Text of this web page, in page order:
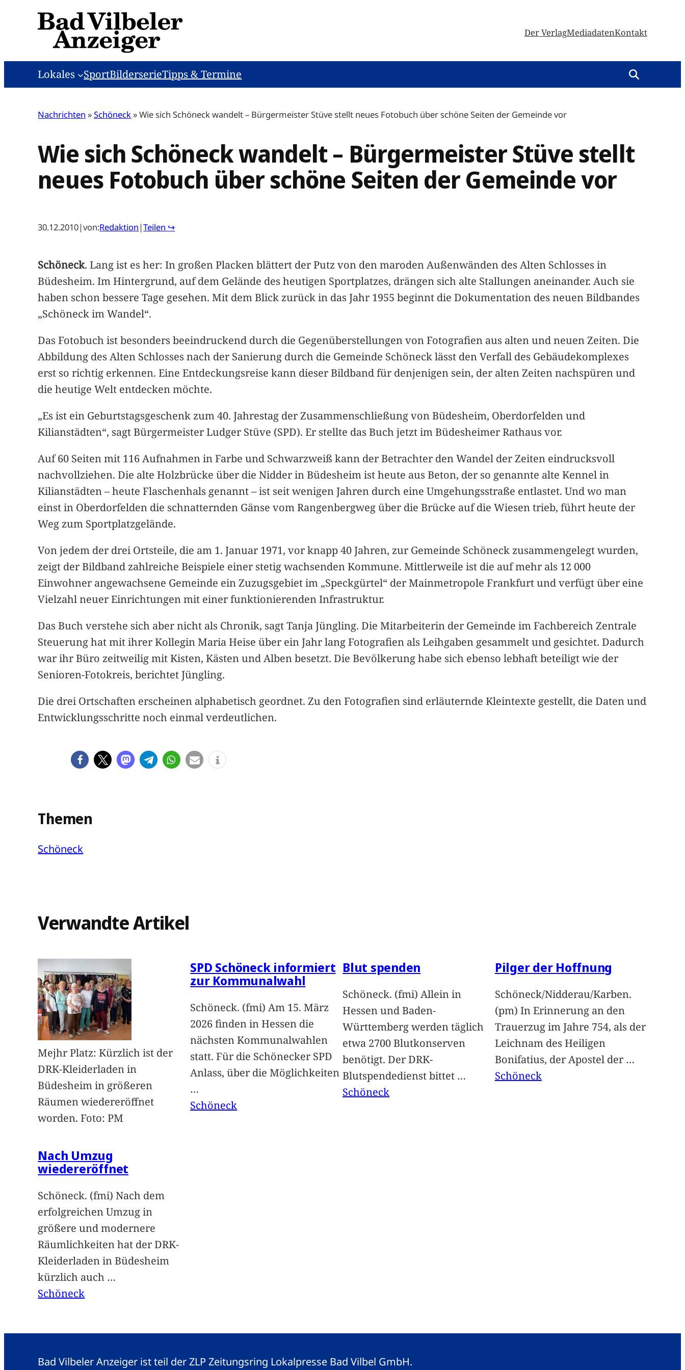
Der VerlagMediadatenKontakt
Lokales SportBilderserieTipps & Termine
Nachrichten »Schöneck»Wie sich Schöneck wandelt – Bürgermeister Stüve stellt neues Fotobuch über schöne Seiten der Gemeinde vor
Wie sich Schöneck wandelt – Bürgermeister Stüve stellt
neues Fotobuch über schöne Seiten der Gemeinde vor
30.12.2010|von:Redaktion |Teilen ↪
Schöneck. Lang ist es her: In großen Placken blättert der Putz von den maroden Außenwänden des Alten Schlosses in
Büdesheim. Im Hintergrund, auf dem Gelände des heutigen Sportplatzes, drängen sich alte Stallungen aneinander. Auch sie
haben schon bessere Tage gesehen. Mit dem Blick zurück in das Jahr 1955 beginnt die Dokumentation des neuen Bildbandes
„Schöneck im Wandel“.
Das Fotobuch ist besonders beeindruckend durch die Gegenüberstellungen von Fotografien aus alten und neuen Zeiten. Die
Abbildung des Alten Schlosses nach der Sanierung durch die Gemeinde Schöneck lässt den Verfall des Gebäudekomplexes
erst so richtig erkennen. Eine Entdeckungsreise kann dieser Bildband für denjenigen sein, der alten Zeiten nachspüren und
die heutige Welt entdecken möchte.
„Es ist ein Geburtstagsgeschenk zum 40. Jahrestag der Zusammenschließung von Büdesheim, Oberdorfelden und
Kilianstädten“, sagt Bürgermeister Ludger Stüve (SPD). Er stellte das Buch jetzt im Büdesheimer Rathaus vor.
Auf 60 Seiten mit 116 Aufnahmen in Farbe und Schwarzweiß kann der Betrachter den Wandel der Zeiten eindrucksvoll
nachvollziehen. Die alte Holzbrücke über die Nidder in Büdesheim ist heute aus Beton, der so genannte alte Kennel in
Kilianstädten – heute Flaschenhals genannt – ist seit wenigen Jahren durch eine Umgehungsstraße entlastet. Und wo man
einst in Oberdorfelden die schnatternden Gänse vom Rangenbergweg über die Brücke auf die Wiesen trieb, führt heute der
Weg zum Sportplatzgelände.
Von jedem der drei Ortsteile, die am 1. Januar 1971, vor knapp 40 Jahren, zur Gemeinde Schöneck zusammengelegt wurden,
zeigt der Bildband zahlreiche Beispiele einer stetig wachsenden Kommune. Mittlerweile ist die auf mehr als 12 000
Einwohner angewachsene Gemeinde ein Zuzugsgebiet im „Speckgürtel“ der Mainmetropole Frankfurt und verfügt über eine
Vielzahl neuer Einrichtungen mit einer funktionierenden Infrastruktur.
Das Buch verstehe sich aber nicht als Chronik, sagt Tanja Jüngling. Die Mitarbeiterin der Gemeinde im Fachbereich Zentrale
Steuerung hat mit ihrer Kollegin Maria Heise über ein Jahr lang Fotografien als Leihgaben gesammelt und gesichtet. Dadurch
war ihr Büro zeitweilig mit Kisten, Kästen und Alben besetzt. Die Bevölkerung habe sich ebenso lebhaft beteiligt wie der
Senioren-Fotokreis, berichtet Jüngling.
Die drei Ortschaften erscheinen alphabetisch geordnet. Zu den Fotografien sind erläuternde Kleintexte gestellt, die Daten und
Entwicklungsschritte noch einmal verdeutlichen.
Themen
Schöneck
Verwandte Artikel
Mejhr Platz: Kürzlich ist der
DRK-Kleiderladen in
Büdesheim in größeren
Räumen wiedereröffnet
worden. Foto: PM
Nach Umzug
wiedereröffnet
Schöneck. (fmi) Nach dem
erfolgreichen Umzug in
größere und modernere
Räumlichkeiten hat der DRK-
Kleiderladen in Büdesheim
kürzlich auch …
Schöneck
SPD Schöneck informiert
zur Kommunalwahl
Schöneck. (fmi) Am 15. März
2026 finden in Hessen die
nächsten Kommunalwahlen
statt. Für die Schönecker SPD
Anlass, über die Möglichkeiten
…
Schöneck
Blut spenden
Schöneck. (fmi) Allein in
Hessen und Baden-
Württemberg werden täglich
etwa 2700 Blutkonserven
benötigt. Der DRK-
Blutspendedienst bittet …
Schöneck
Pilger der Hoffnung
Schöneck/Nidderau/Karben.
(pm) In Erinnerung an den
Trauerzug im Jahre 754, als der
Leichnam des Heiligen
Bonifatius, der Apostel der …
Schöneck
Bad Vilbeler Anzeiger ist teil der ZLP Zeitungsring Lokalpresse Bad Vilbel GmbH.